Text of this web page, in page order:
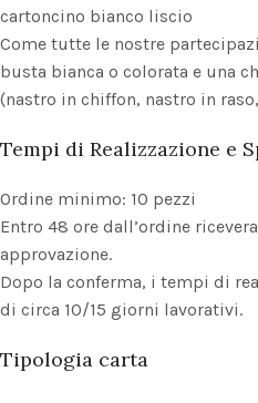
cartoncino bianco liscio
Come tutte le nostre
busta bianca o colorata e una
(nastro in chiffon, nastro in
Tempi di Realizzazione e
Ordine minimo: 10 pezzi
Entro 48 ore dall’ordine
approvazione.
Dopo la conferma, i tempi di
di circa 10/15 giorni lavorativi.
Tipologia carta